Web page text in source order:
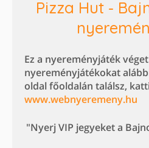
Pizza Hut -
Ez a nyereményjáték
nyereményjátékokat
oldal főoldalán találsz,
www.webnyeremeny.hu
"Nyerj VIP jegyeket a